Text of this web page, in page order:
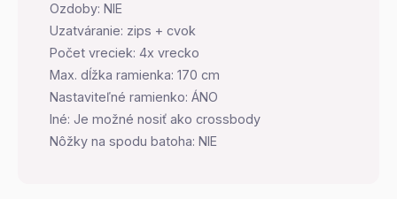
Ozdoby: NIE
Uzatváranie: zips + cvok
Počet vreciek: 4x vrecko
Max. dĺžka ramienka: 170 cm
Nastaviteľné ramienko: ÁNO
Iné: Je možné nosiť ako crossbody
Nôžky na spodu batoha: NIE